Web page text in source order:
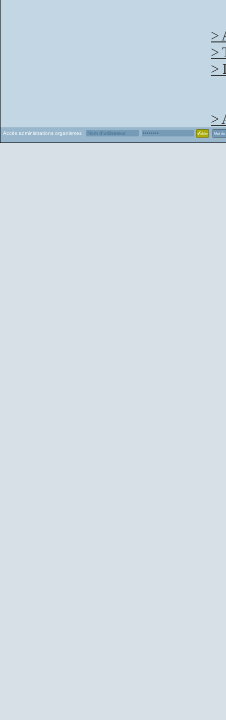
>
>
>
>
Accès administrations organismes :